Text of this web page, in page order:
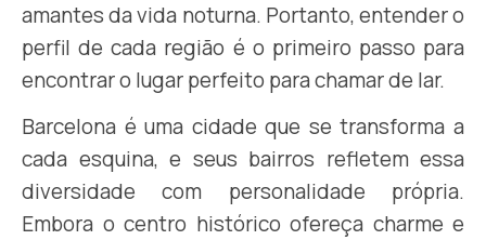
amantes da vida noturna. Portanto, entender o
perfil de cada região é o primeiro passo para
encontrar o lugar perfeito para chamar de lar.
Barcelona é uma cidade que se transforma a
cada esquina, e seus bairros refletem essa
diversidade com personalidade própria.
Embora o centro histórico ofereça charme e